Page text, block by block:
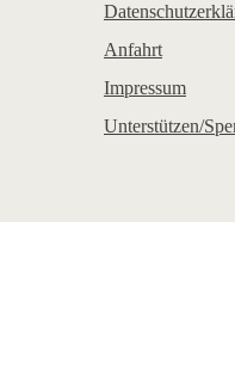
Anfahrt
Impressum
Unterstützen/